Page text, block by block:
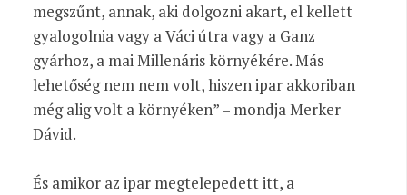
megszűnt, annak, aki dolgozni akart, el kellett
gyalogolnia vagy a Váci útra vagy a Ganz
gyárhoz, a mai Millenáris környékére. Más
lehetőség nem nem volt, hiszen ipar akkoriban
még alig volt a környéken” – mondja Merker
Dávid.
És amikor az ipar megtelepedett itt, a